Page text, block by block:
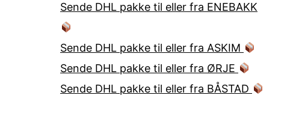
Sende DHL pakke til eller fra ENEBAKK
Sende DHL pakke til eller fra ASKIM
Sende DHL pakke til eller fra ØRJE
Sende DHL pakke til eller fra BÅSTAD